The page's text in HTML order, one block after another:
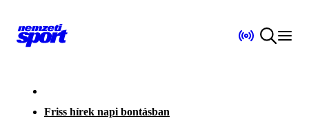
Friss hírek napi bontásban